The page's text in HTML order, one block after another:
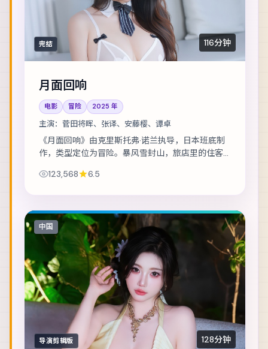
完结 116分钟
月面回响
电影 冒险 2025 年
主演： 菅田将晖、张译、安藤樱、谭卓
《月面回响》由克里斯托弗·诺兰执导，日本班底制
作，类型定位为冒险。暴风雪封山，旅店里的住客
樱 等，表演层次丰富。节奏层层推进，伏笔在...
123,568 6.5
中国
导演剪辑版 128分钟